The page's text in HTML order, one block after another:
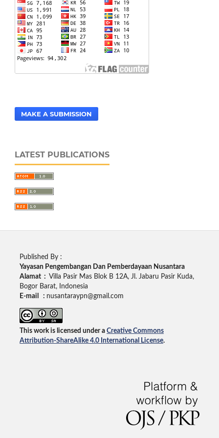
MAKE A SUBMISSION
LATEST PUBLICATIONS
Published By :
Yayasan Pengembangan Dan Pemberdayaan Nusantara
Alamat : Villa Pasir Mas Blok B 12A, Jl. Jabaru Pasir Kuda,
Bogor Barat, Indonesia
E-mail : nusantaraypn@gmail.com
This work is licensed under a Creative Commons
Attribution-ShareAlike 4.0 International License.